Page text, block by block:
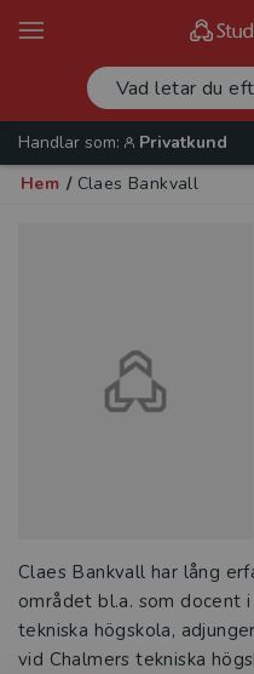
Handlar som:
Privatkund
Hem / Claes Bankvall
Claes Bankvall har lång
området bl.a. som docent
tekniska högskola,
vid Chalmers tekniska